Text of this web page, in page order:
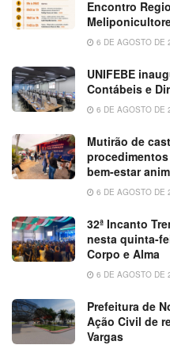
Encontro
6 DE AGOSTO DE
UNIFEBE
Contábeis e
6 DE AGOSTO DE
Mutirão de
bem-estar
6 DE AGOSTO DE
32ª Incanto
nesta quinta-
Corpo e Alma
6 DE AGOSTO DE
Prefeitura de
Ação Civil de
Vargas